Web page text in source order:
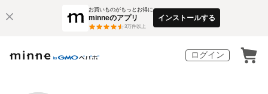
お買いものがもっとお得に
minneのアプリ
3万件以上
インストールする
ログイン